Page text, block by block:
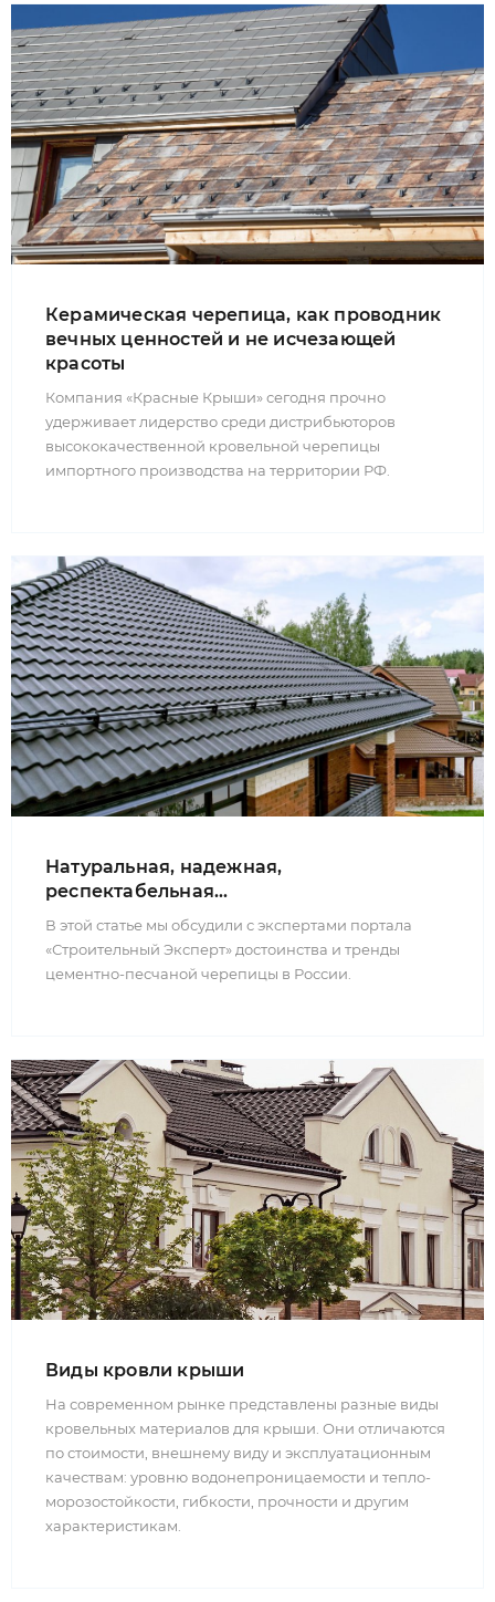
Керамическая черепица, как проводник
вечных ценностей и не исчезающей
красоты
Компания «Красные Крыши» сегодня прочно
удерживает лидерство среди дистрибьюторов
высококачественной кровельной черепицы
импортного производства на территории РФ.
Натуральная, надежная,
респектабельная...
В этой статье мы обсудили с экспертами портала
«Строительный Эксперт» достоинства и тренды
цементно-песчаной черепицы в России.
Виды кровли крыши
На современном рынке представлены разные виды
кровельных материалов для крыши. Они отличаются
по стоимости, внешнему виду и эксплуатационным
качествам: уровню водонепроницаемости и тепло-
морозостойкости, гибкости, прочности и другим
характеристикам.